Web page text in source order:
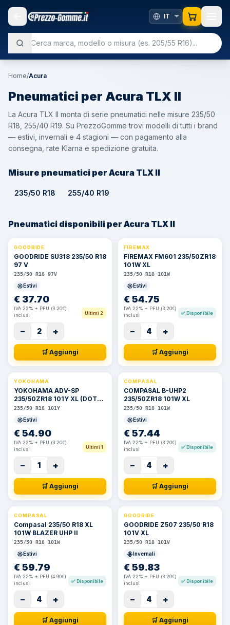
Home/Acura
Pneumatici per Acura TLX II
La Acura TLX II monta di serie pneumatici nelle misure 235/50
R18, 255/40 R19. Su PrezzoGomme trovi modelli di tutti i brand
— estivi, invernali e 4 stagioni — con pagamento alla
consegna, rate Klarna e spedizione gratuita.
Misure pneumatici per Acura TLX II
235/50 R18 255/40 R19
Pneumatici disponibili per Acura TLX II
GOODRIDE
GOODRIDE SU318 235/50 R18
97 V
235/50 R18 97V
Estivi
€ 37.70
IVA 22% + PFU (3.20€)
inclusi
Ultimi 2
− 2 +
🛒 Aggiungi
FIREMAX
FIREMAX FM601 235/50ZR18
101W XL
235/50 R18 101W
Estivi
€54.75
IVA 22% + PFU (3.20€)
inclusi
✅Disponibile
− 4 +
🛒 Aggiungi
YOKOHAMA
YOKOHAMA ADV-SP
235/50ZR18 101Y XL (DOT
2020)
235/50 R18 101Y
Estivi
€54.90
IVA 22% + PFU (3.20€)
inclusi
Ultimi 1
− 1 +
🛒 Aggiungi
COMPASAL
COMPASAL B-UHP2
235/50ZR18 101W XL
235/50 R18 101W
Estivi
€57.44
IVA 22% + PFU (3.20€)
inclusi
✅Disponibile
− 4 +
🛒 Aggiungi
COMPASAL
Compasal 235/50 R18 XL
101W BLAZER UHP II
235/50 R18 101W
Estivi
€59.79
IVA 22% + PFU (4.90€)
inclusi
✅Disponibile
− 4 +
🛒 Aggiungi
GOODRIDE
GOODRIDE Z507 235/50 R18
101V XL
235/50 R18 101V
Invernali
€59.83
IVA 22% + PFU (3.20€)
inclusi
✅Disponibile
− 4 +
🛒 Aggiungi